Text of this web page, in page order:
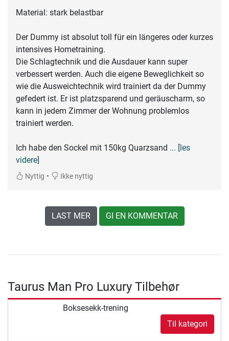
Material: stark belastbar
Der Dummy ist absolut toll für ein längeres oder kurzes
intensives Hometraining.
Die Schlagtechnik und die Ausdauer kann super
verbessert werden. Auch die eigene Beweglichkeit so
wie die Ausweichtechnik wird trainiert da der Dummy
gefedert ist. Er ist platzsparend und geräuscharm, so
kann in jedem Zimmer der Wohnung problemlos
trainiert werden.
Ich habe den Sockel mit 150kg Quarzsand ... [les
videre]
Nyttig • Ikke nyttig
LAST MER GI EN KOMMENTAR
Taurus Man Pro Luxury Tilbehør
Boksesekk-trening
Til kategori